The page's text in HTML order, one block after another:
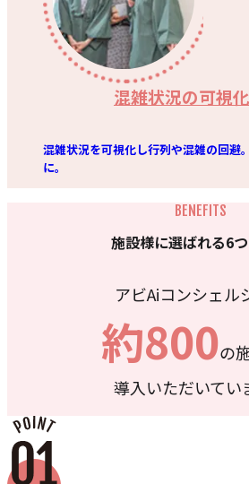
混雑状況の可視化
混雑状況を可視化し行列や混雑の回避
に。
施設様に選ばれる6
アビAiコンシェル
約800の
導入いただいてい